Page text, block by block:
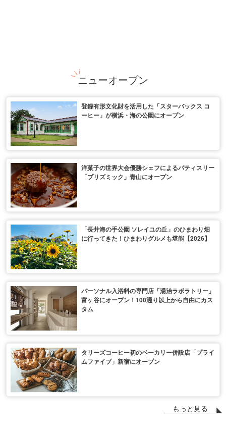
ニューオープン
登録有形文化財を活用した「スターバックス コ
ーヒー」が横浜・海の公園にオープン
洋菓子の世界大会優勝シェフによるパティスリー
「プリズミック」青山にオープン
「長井海の手公園 ソレイユの丘」のひまわり畑
に行ってきた！ひまわりグルメも堪能【2026】
パーソナル入浴料の専門店「湯治ラボラトリー」
富ヶ谷にオープン！100通り以上から自由にカス
タム
タリーズコーヒー初のベーカリー併設店「プライ
ムファイブ」新宿にオープン
もっと見る